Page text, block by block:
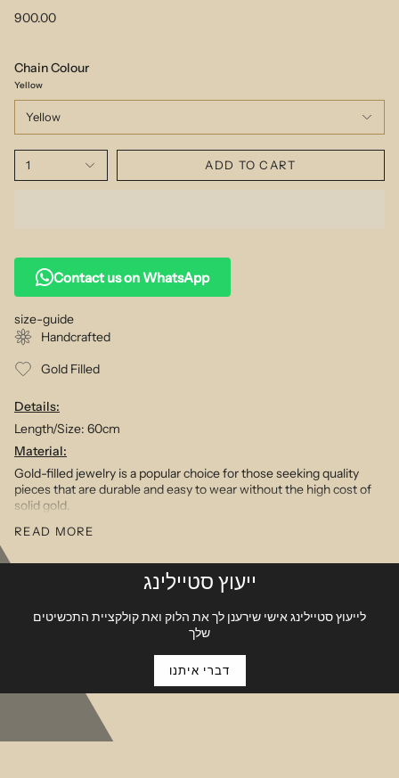
900.00
Chain Colour
Yellow
Yellow
1 ADD TO CART
Contact us on WhatsApp
size-guide
Handcrafted
Gold Filled
Details:
Length/Size: 60cm
Material:
Gold-filled jewelry is a popular choice for those seeking quality
pieces that are durable and easy to wear without the high cost of
solid gold.
Far more durable than gold-plated styles, our gold-filled collection
benefits of real gold jewelry but at an affordable price
any necklace stack! Works with any look and any combination.
READ MORE
ייעוץ סטיילינג
לייעוץ סטיילינג אישי שירענן לך את הלוק ואת קולקציית התכשיטים
שלך
דברי איתנו